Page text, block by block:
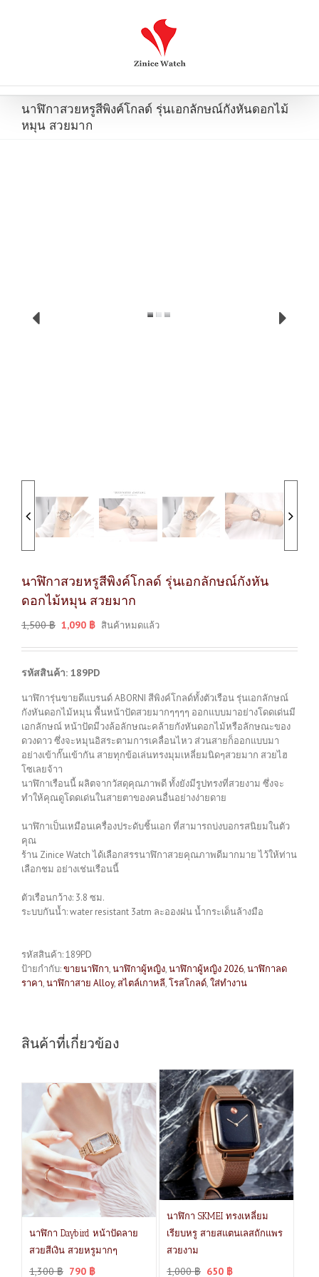
นาฬิกาสวยหรูสีพิงค์โกลด์ รุ่นเอกลักษณ์กังหันดอกไม้
หมุน สวยมาก
นาฬิกาสวยหรูสีพิงค์โกลด์ รุ่นเอกลักษณ์กังหัน
ดอกไม้หมุน สวยมาก
1,500฿ 1,090 ฿ สินค้าหมดแล้ว
รหัสสินค้า: 189PD
นาฬิการุ่นขายดีแบรนด์ ABORNI สีพิงค์โกลด์ทั้งตัวเรือน รุ่นเอกลักษณ์
กังหันดอกไม้หมุน พื้นหน้าปัดสวยมากๆๆๆๆ ออกแบบมาอย่างโดดเด่นมี
เอกลักษณ์ หน้าปัดมีวงล้อลักษณะคล้ายกังหันดอกไม้หรือลักษณะของ
ดวงดาว ซึ่งจะหมุนอิสระตามการเคลื่อนไหว ส่วนสายก็ออกแบบมา
อย่างเข้ากั๊นเข้ากัน สายทุกข้อเล่นทรงมุมเหลี่ยมนิดๆสวยมาก สวยไฮ
โซเลยจ้าา
นาฬิกาเรือนนี้ ผลิตจากวัสดุคุณภาพดี ทั้งยังมีรูปทรงที่สวยงาม ซึ่งจะ
ทำให้คุณดูโดดเด่นในสายตาของคนอื่นอย่างง่ายดาย
นาฬิกาเป็นเหมือนเครื่องประดับชิ้นเอก ที่สามารถบ่งบอกรสนิยมในตัว
คุณ
ร้าน Zinice Watch ได้เลือกสรรนาฬิกาสวยคุณภาพดีมากมาย ไว้ให้ท่าน
เลือกชม อย่างเช่นเรือนนี้
ตัวเรือนกว้าง: 3.8 ซม.
ระบบกันน้ำ: water resistant 3atm ละอองฝน น้ำกระเด็นล้างมือ
รหัสสินค้า:189PD
ป้ายกำกับ:ขายนาฬิกา,นาฬิกาผู้หญิง,นาฬิกาผู้หญิง 2026,นาฬิกาลด
ราคา,นาฬิกาสาย Alloy,สไตล์เกาหลี,โรสโกลด์,ใส่ทำงาน
สินค้าที่เกี่ยวข้อง
นาฬิกา Daybird หน้าปัดลาย
สวยสีเงิน สวยหรูมากๆ
1,300฿ 790 ฿
นาฬิกา SKMEI ทรงเหลี่ยม
เรียบหรู สายสแตนเลสถักแพร
สวยงาม
1,000฿ 650 ฿